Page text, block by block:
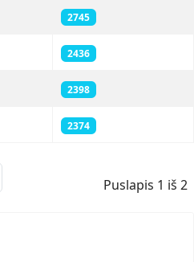
2745
2436
2398
2374
Puslapis 1 iš 2